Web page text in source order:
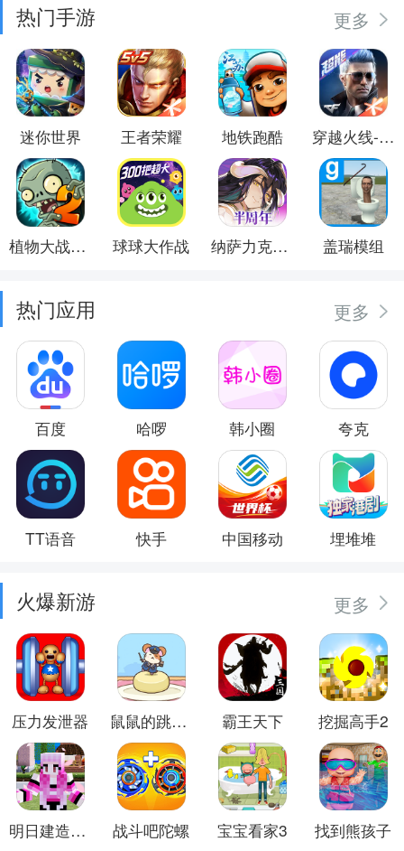
热门手游 更多
迷你世界 王者荣耀 地铁跑酷 穿越火线-枪战王者
植物大战僵尸2 球球大作战 纳萨力克之王 盖瑞模组
热门应用 更多
百度 哈啰 韩小圈 夸克
TT语音 快手 中国移动 埋堆堆
火爆新游 更多
压力发泄器 鼠鼠的跳跃冒险 霸王天下 挖掘高手2
明日建造大师 战斗吧陀螺 宝宝看家3 找到熊孩子